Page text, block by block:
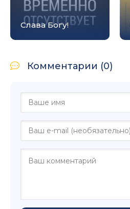
Слава Богу!
Комментарии (0)